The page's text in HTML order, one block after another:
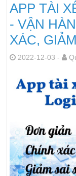
APP TÀI
- VẬN
XÁC,
2022-12-03 -